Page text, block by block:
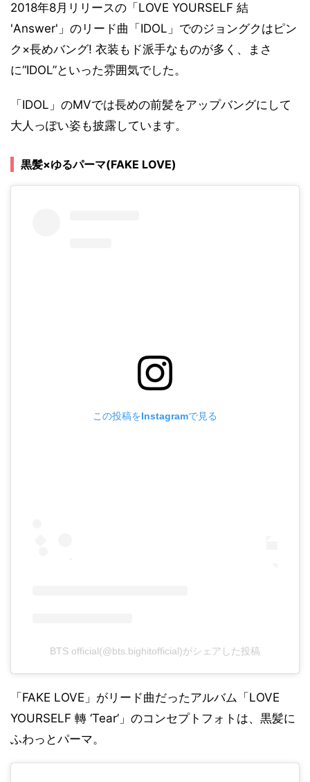
2018年8月リリースの「LOVE YOURSELF 結
'Answer'」のリード曲「IDOL」でのジョングクはピン
ク×長めバング! 衣装もド派手なものが多く、まさ
に“IDOL”といった雰囲気でした。
「IDOL」のMVでは長めの前髪をアップバングにして
大人っぽい姿も披露しています。
黒髪×ゆるパーマ(FAKE LOVE)
この投稿をInstagramで見る
BTS official(@bts.bighitofficial)がシェアした投稿
「FAKE LOVE」がリード曲だったアルバム「LOVE
YOURSELF 轉 ‘Tear’」のコンセプトフォトは、黒髪に
ふわっとパーマ。